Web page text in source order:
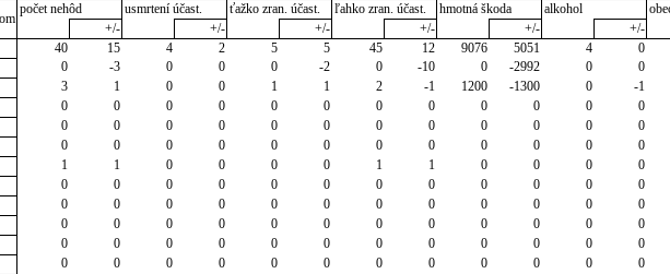
počet nehôd usmrtení účast. ťažko zran. účast. ľahko zran. účast. hmotná škoda alkohol
+/-
+/- +/- +/- +/- +/-
40 15 4 2 5 5 45 12 9076 5051 4 0
0 -3 0 0 0 -2 0 -10 0 -2992 0 0
3 1 0 0 1 1 2 -1 1200 -1300 0 -1
0 0 0 0 0 0 0 0 0 0 0 0
0 0 0 0 0 0 0 0 0 0 0 0
0 0 0 0 0 0 0 0 0 0 0 0
1 1 0 0 0 0 1 1 0 0 0 0
0 0 0 0 0 0 0 0 0 0 0 0
0 0 0 0 0 0 0 0 0 0 0 0
0 0 0 0 0 0 0 0 0 0 0 0
0 0 0 0 0 0 0 0 0 0 0 0
0 0 0 0 0 0 0 0 0 0 0 0